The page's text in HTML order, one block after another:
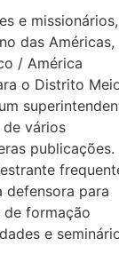
e missionários,
das Américas,
/ América
o Distrito
vários
publicações.
defensora para
de formação
e